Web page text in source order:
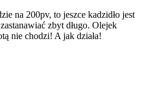
na 200pv, to jeszce kadzidło jest
zbyt długo. Olejek
nie chodzi! A jak działa!